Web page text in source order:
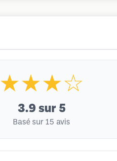
★★★☆
3.9 sur 5
Basé sur 15 avis